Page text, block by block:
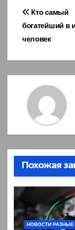
по
Кто самый
богатейший в
человек
Похожая
НОВОСТИ РАЗНЫЕ